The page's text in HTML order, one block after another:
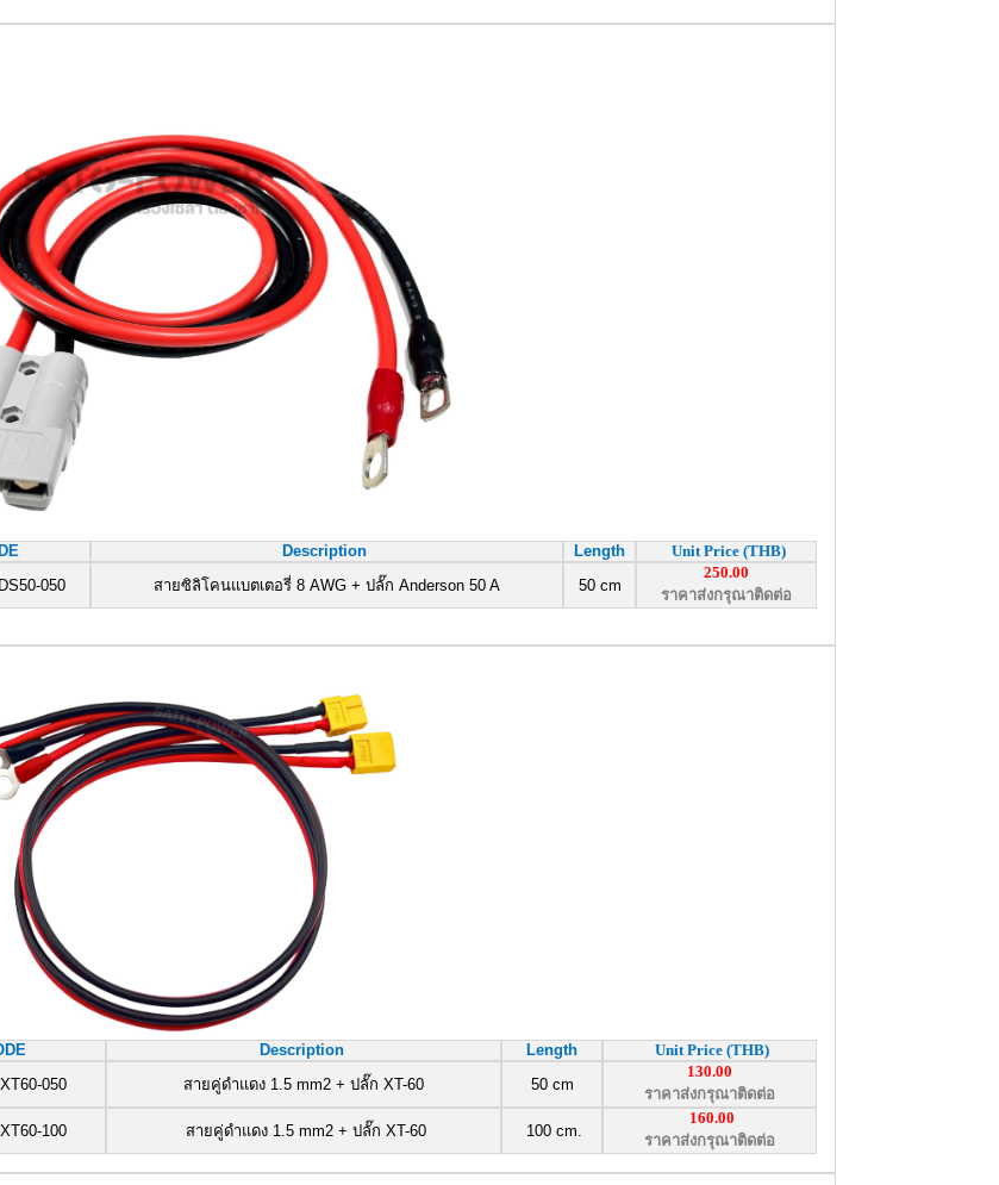
Description Length
Unit Price (THB)
050
สายซิลิโคนแบตเตอรี่ 8 AWG + ปลั๊ก Anderson 50 A 50 cm
250.00
ราคาส่งกรุณาติดต่อ
Description Length
Unit Price (THB)
050
สายคู่ดำแดง 1.5 mm2 + ปลั๊ก XT-60 50 cm
130.00
ราคาส่งกรุณาติดต่อ
100 สายคู่ดำแดง 1.5 mm2 + ปลั๊ก XT-60 100 cm.
160.00
ราคาส่งกรุณาติดต่อ